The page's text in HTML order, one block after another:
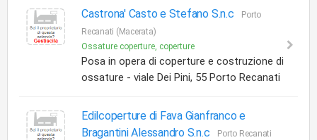
Castrona' Casto e Stefano S.n.c
Porto
Recanati (Macerata)
Ossature coperture, coperture
Posa in opera di coperture e costruzione di
ossature - viale Dei Pini, 55 Porto Recanati
Edilcoperture di Fava Gianfranco e
Bragantini Alessandro S.n.c
Porto Recanati